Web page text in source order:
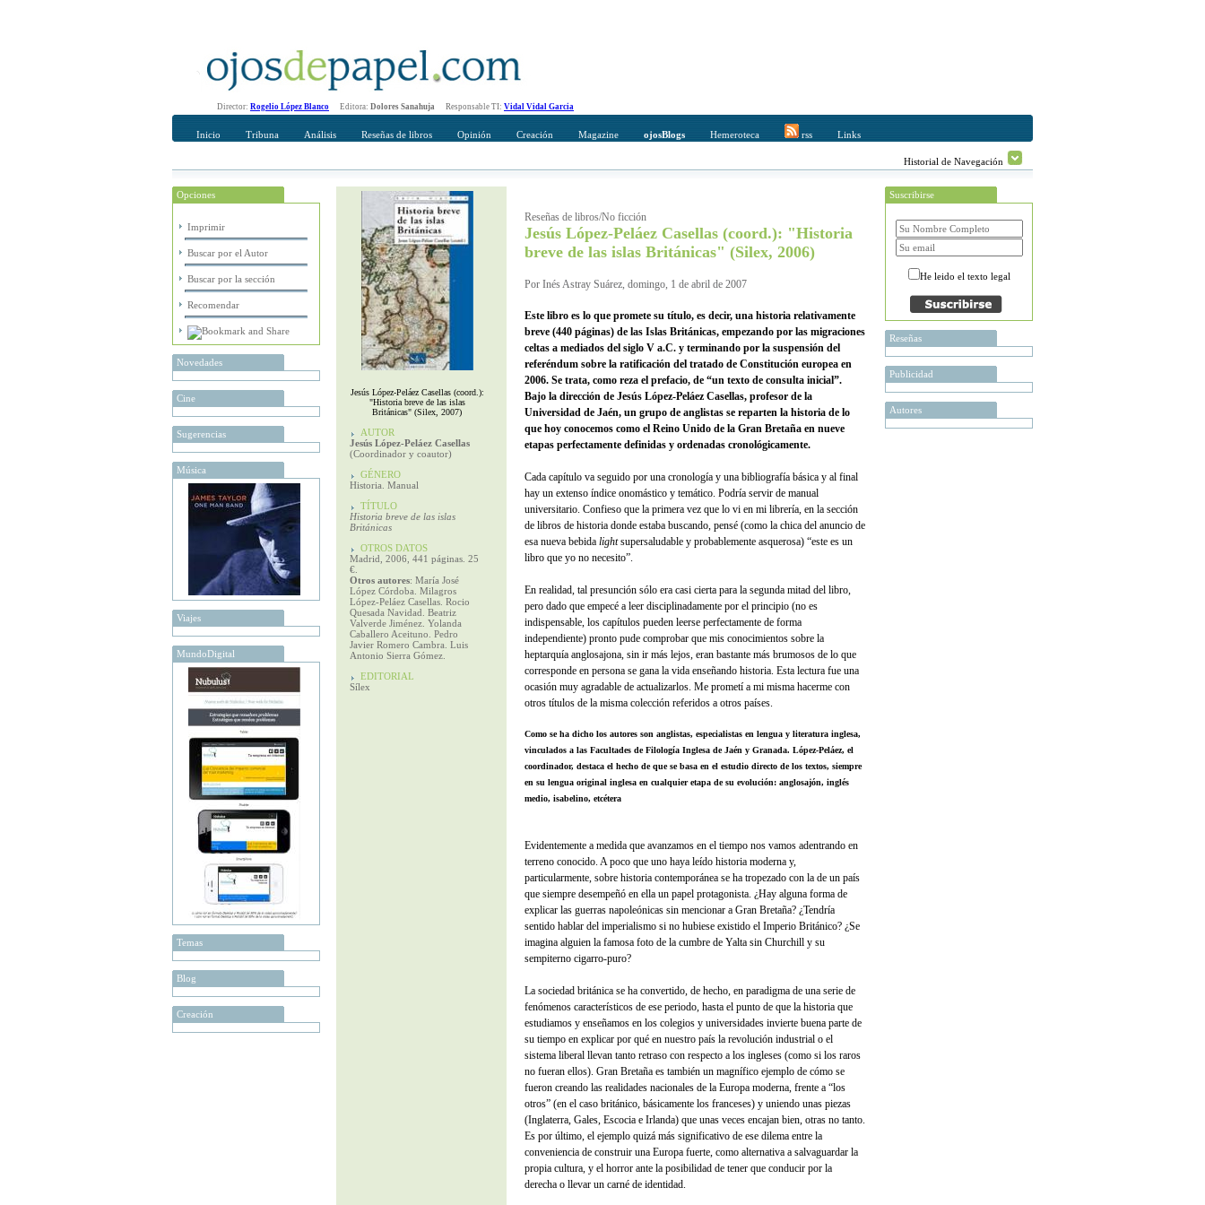
Director: Rogelio López Blanco Editora: Dolores Sanahuja Responsable TI: Vidal Vidal Garcia
Inicio Tribuna Análisis Reseñas de libros Opinión Creación Magazine ojosBlogs Hemeroteca rss Links
Historial de Navegación
Opciones
Imprimir
Buscar por el Autor
Buscar por la sección
Recomendar
Novedades
Cine
Sugerencias
Música
Viajes
MundoDigital
Temas
Blog
Creación
Recomendar
Su nombre Completo
Direccción de correo del destinatario
Jesús López-Peláez Casellas (coord.):
"Historia breve de las islas
Británicas" (Silex, 2007)
AUTOR
Jesús López-Peláez Casellas
(Coordinador y coautor)
GÉNERO
Historia. Manual
TÍTULO
Historia breve de las islas
Británicas
OTROS DATOS
Madrid, 2006, 441 páginas. 25
€.
Otros autores: María José
López Córdoba. Milagros
López-Peláez Casellas. Rocio
Quesada Navidad. Beatriz
Valverde Jiménez. Yolanda
Caballero Aceituno. Pedro
Javier Romero Cambra. Luis
Antonio Sierra Gómez.
EDITORIAL
Sílex
Reseñas de libros/No ficción
Jesús López-Peláez Casellas (coord.): "Historia
breve de las islas Británicas" (Silex, 2006)
Por Inés Astray Suárez, domingo, 1 de abril de 2007
Este libro es lo que promete su título, es decir, una historia relativamente
breve (440 páginas) de las Islas Británicas, empezando por las migraciones
celtas a mediados del siglo V a.C. y terminando por la suspensión del
referéndum sobre la ratificación del tratado de Constitución europea en
2006. Se trata, como reza el prefacio, de “un texto de consulta inicial”.
Bajo la dirección de Jesús López-Peláez Casellas, profesor de la
Universidad de Jaén, un grupo de anglistas se reparten la historia de lo
que hoy conocemos como el Reino Unido de la Gran Bretaña en nueve
etapas perfectamente definidas y ordenadas cronológicamente.
Cada capítulo va seguido por una cronología y una bibliografía básica y al final
hay un extenso índice onomástico y temático. Podría servir de manual
universitario. Confieso que la primera vez que lo vi en mi librería, en la sección
de libros de historia donde estaba buscando, pensé (como la chica del anuncio de
esa nueva bebida lightsupersaludable y probablemente asquerosa) “este es un
libro que yo no necesito”.
En realidad, tal presunción sólo era casi cierta para la segunda mitad del libro,
pero dado que empecé a leer disciplinadamente por el principio (no es
indispensable, los capítulos pueden leerse perfectamente de forma
independiente) pronto pude comprobar que mis conocimientos sobre la
heptarquía anglosajona, sin ir más lejos, eran bastante más brumosos de lo que
corresponde en persona se gana la vida enseñando historia. Esta lectura fue una
ocasión muy agradable de actualizarlos. Me prometí a mi misma hacerme con
otros títulos de la misma colección referidos a otros países.
Como se ha dicho los autores son anglistas, especialistas en lengua y literatura inglesa,
vinculados a las Facultades de Filología Inglesa de Jaén y Granada. López-Peláez, el
coordinador, destaca el hecho de que se basa en el estudio directo de los textos, siempre
en su lengua original inglesa en cualquier etapa de su evolución: anglosajón, inglés
medio, isabelino, etcétera
Evidentemente a medida que avanzamos en el tiempo nos vamos adentrando en
terreno conocido. A poco que uno haya leído historia moderna y,
particularmente, sobre historia contemporánea se ha tropezado con la de un país
que siempre desempeñó en ella un papel protagonista. ¿Hay alguna forma de
explicar las guerras napoleónicas sin mencionar a Gran Bretaña? ¿Tendría
sentido hablar del imperialismo si no hubiese existido el Imperio Británico? ¿Se
imagina alguien la famosa foto de la cumbre de Yalta sin Churchill y su
sempiterno cigarro-puro?
La sociedad británica se ha convertido, de hecho, en paradigma de una serie de
fenómenos característicos de ese periodo, hasta el punto de que la historia que
estudiamos y enseñamos en los colegios y universidades invierte buena parte de
su tiempo en explicar por qué en nuestro país la revolución industrial o el
sistema liberal llevan tanto retraso con respecto a los ingleses (como si los raros
no fueran ellos). Gran Bretaña es también un magnífico ejemplo de cómo se
fueron creando las realidades nacionales de la Europa moderna, frente a “los
otros” (en el caso británico, básicamente los franceses) y uniendo unas piezas
(Inglaterra, Gales, Escocia e Irlanda) que unas veces encajan bien, otras no tanto.
Es por último, el ejemplo quizá más significativo de ese dilema entre la
conveniencia de construir una Europa fuerte, como alternativa a salvaguardar la
propia cultura, y el horror ante la posibilidad de tener que conducir por la
derecha o llevar un carné de identidad.
Suscribirse
He leido el texto legal
Reseñas
Publicidad
Autores